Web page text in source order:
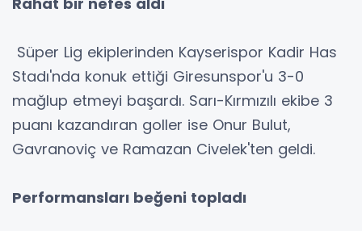
Süper Lig ekiplerinden Kayserispor Kadir Has
Stadı'nda konuk ettiği Giresunspor'u 3-0
mağlup etmeyi başardı. Sarı-Kırmızılı ekibe 3
puanı kazandıran goller ise Onur Bulut,
Gavranoviç ve Ramazan Civelek'ten geldi.
Performansları beğeni topladı